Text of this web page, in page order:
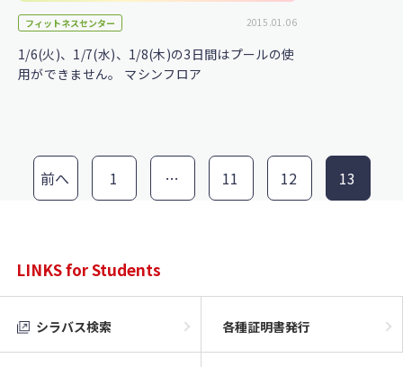
フィットネスセンター 2015.01.06
1/6(火)、1/7(水)、1/8(木)の3日間はプールの使
用ができません。 マシンフロア
前へ 1 … 11 12 13
LINKS for Students
シラバス検索 各種証明書発行